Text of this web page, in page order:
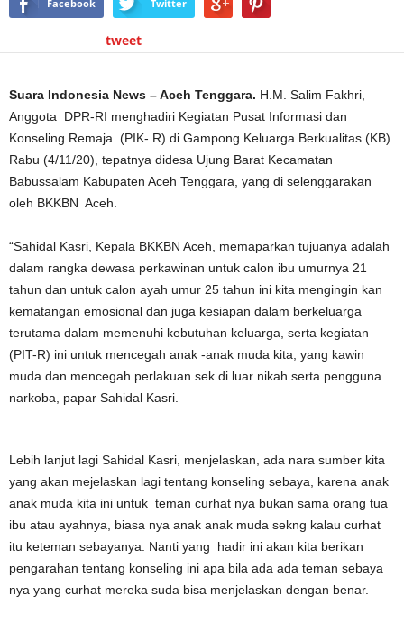
Facebook Twitter
tweet
Suara Indonesia News – Aceh Tenggara. H.M. Salim Fakhri,
Anggota DPR-RI menghadiri Kegiatan Pusat Informasi dan
Konseling Remaja (PIK- R) di Gampong Keluarga Berkualitas (KB)
Rabu (4/11/20), tepatnya didesa Ujung Barat Kecamatan
Babussalam Kabupaten Aceh Tenggara, yang di selenggarakan
oleh BKKBN Aceh.
“Sahidal Kasri, Kepala BKKBN Aceh, memaparkan tujuanya adalah
dalam rangka dewasa perkawinan untuk calon ibu umurnya 21
tahun dan untuk calon ayah umur 25 tahun ini kita mengingin kan
kematangan emosional dan juga kesiapan dalam berkeluarga
terutama dalam memenuhi kebutuhan keluarga, serta kegiatan
(PIT-R) ini untuk mencegah anak -anak muda kita, yang kawin
muda dan mencegah perlakuan sek di luar nikah serta pengguna
narkoba, papar Sahidal Kasri.
Lebih lanjut lagi Sahidal Kasri, menjelaskan, ada nara sumber kita
yang akan mejelaskan lagi tentang konseling sebaya, karena anak
anak muda kita ini untuk teman curhat nya bukan sama orang tua
ibu atau ayahnya, biasa nya anak anak muda sekng kalau curhat
itu keteman sebayanya. Nanti yang hadir ini akan kita berikan
pengarahan tentang konseling ini apa bila ada ada teman sebaya
nya yang curhat mereka suda bisa menjelaskan dengan benar.